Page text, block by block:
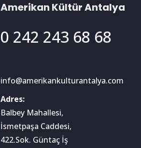
Amerikan Kültür Antalya
0 242 243 68 68
info@amerikankulturantalya.com
Adres:
Balbey Mahallesi,
İsmetpaşa Caddesi,
422.Sok. Güntaç İş